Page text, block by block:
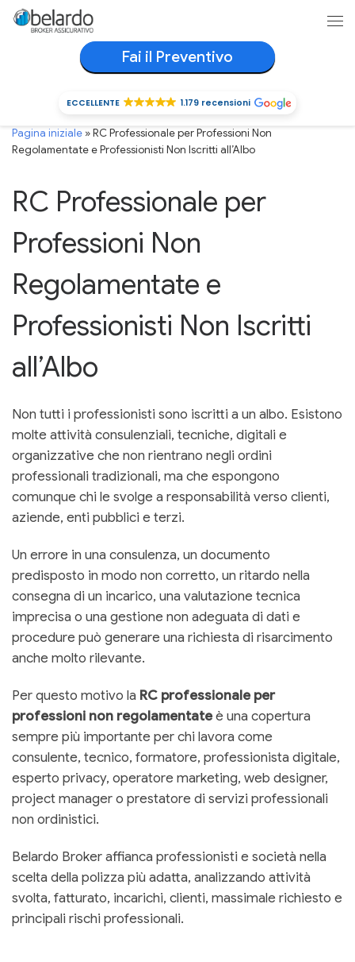
Passa al contenuto
Fai il Preventivo
ECCELLENTE 1.179 recensioni
Pagina iniziale »RC Professionale per Professioni Non
Regolamentate e Professionisti Non Iscritti all’Albo
RC Professionale per
Professioni Non
Regolamentate e
Professionisti Non Iscritti
all’Albo
Non tutti i professionisti sono iscritti a un albo. Esistono
molte attività consulenziali, tecniche, digitali e
organizzative che non rientrano negli ordini
professionali tradizionali, ma che espongono
comunque chi le svolge a responsabilità verso clienti,
aziende, enti pubblici e terzi.
Un errore in una consulenza, un documento
predisposto in modo non corretto, un ritardo nella
consegna di un incarico, una valutazione tecnica
imprecisa o una gestione non adeguata di dati e
procedure può generare una richiesta di risarcimento
anche molto rilevante.
Per questo motivo la RC professionale per
professioni non regolamentateè una copertura
sempre più importante per chi lavora come
consulente, tecnico, formatore, professionista digitale,
esperto privacy, operatore marketing, web designer,
project manager o prestatore di servizi professionali
non ordinistici.
Belardo Broker affianca professionisti e società nella
scelta della polizza più adatta, analizzando attività
svolta, fatturato, incarichi, clienti, massimale richiesto e
principali rischi professionali.